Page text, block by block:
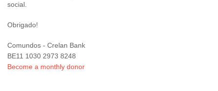
social.
Obrigado!
Comundos - Crelan Bank
BE11 1030 2973 8248
Become a monthly donor